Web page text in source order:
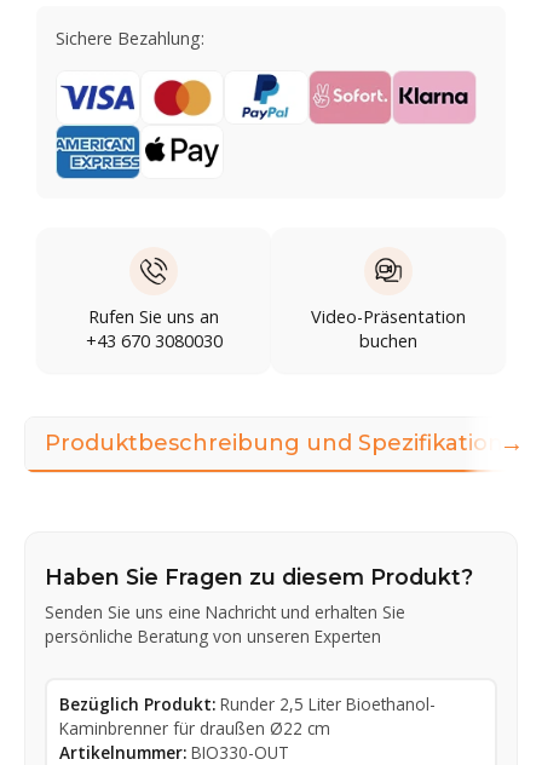
Sichere Bezahlung:
Rufen Sie uns an
+43 670 3080030
Video-Präsentation
buchen
Produktbeschreibung und Spezifikationen
Haben Sie Fragen zu diesem Produkt?
Senden Sie uns eine Nachricht und erhalten Sie
persönliche Beratung von unseren Experten
Bezüglich Produkt: Runder 2,5 Liter Bioethanol-
Kaminbrenner für draußen Ø22 cm
Artikelnummer: BIO330-OUT
→